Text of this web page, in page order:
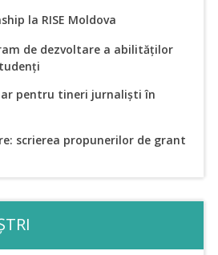
la RISE Moldova
de dezvoltare a abilităților
pentru tineri jurnaliști în
scrierea propunerilor de grant